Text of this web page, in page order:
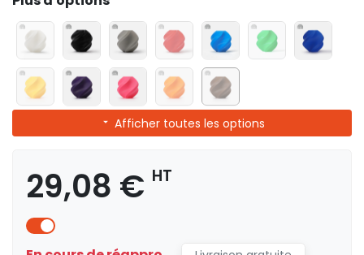
Afficher toutes les options
29,08 € HT